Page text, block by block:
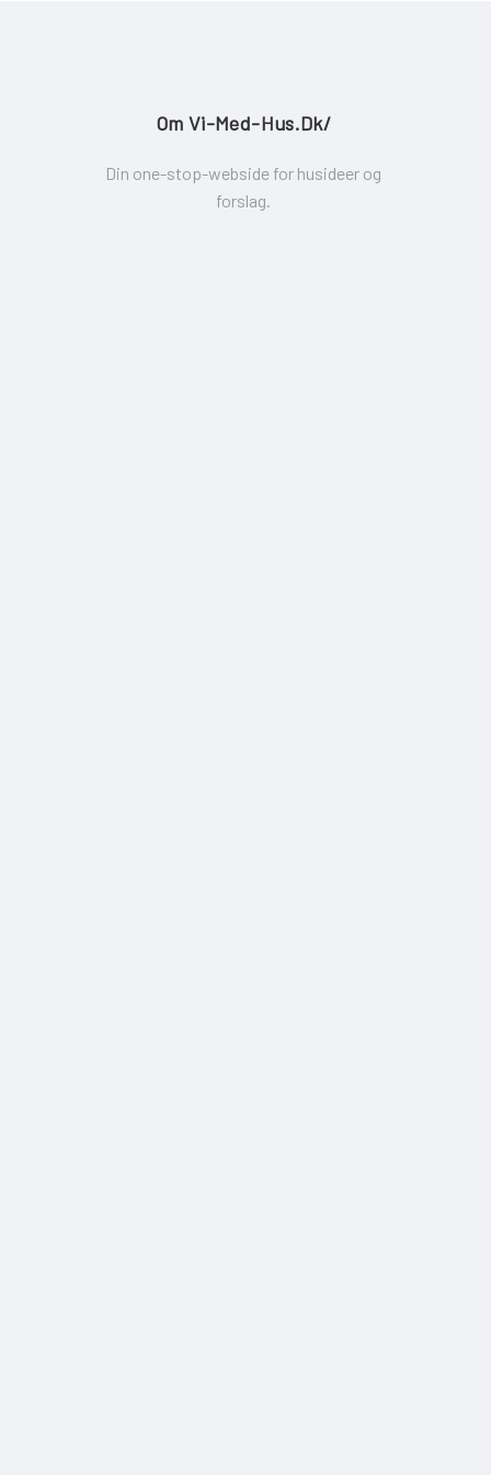
Om Vi-Med-Hus.dk/
Din one-stop-webside for husideer og
forslag.